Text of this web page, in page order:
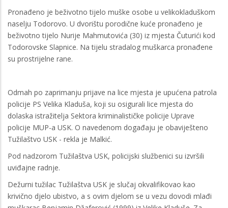
Pronađeno je beživotno tijelo muške osobe u velikokladuškom
naselju Todorovo. U dvorištu porodične kuće pronađeno je
beživotno tijelo Nurije Mahmutovića (30) iz mjesta Čuturići kod
Todorovske Slapnice. Na tijelu stradalog muškarca pronađene
su prostrijelne rane.
Odmah po zaprimanju prijave na lice mjesta je upućena patrola
policije PS Velika Kladuša, koji su osigurali lice mjesta do
dolaska istražitelja Sektora kriminalističke policije Uprave
policije MUP-a USK. O navedenom događaju je obaviješteno
Tužilaštvo USK - rekla je Malkić.
Pod nadzorom Tužilaštva USK, policijski službenici su izvršili
uviđajne radnje.
Dežurni tužilac Tužilaštva USK je slučaj okvalifikovao kao
krivično djelo ubistvo, a s ovim djelom se u vezu dovodi mlađi